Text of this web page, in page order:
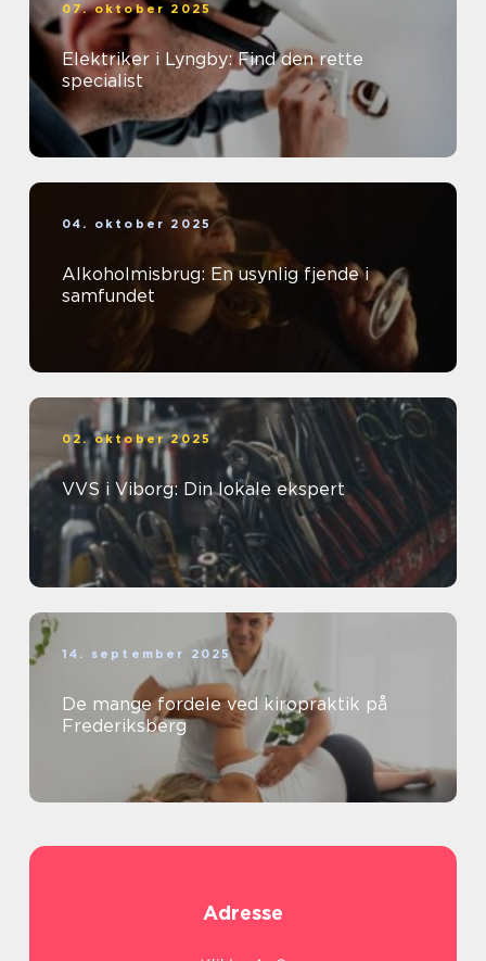
07. oktober 2025
Elektriker i Lyngby: Find den rette
specialist
04. oktober 2025
Alkoholmisbrug: En usynlig fjende i
samfundet
02. oktober 2025
VVS i Viborg: Din lokale ekspert
14. september 2025
De mange fordele ved kiropraktik på
Frederiksberg
Adresse